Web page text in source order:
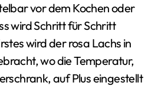
vor dem Kochen oder
wird Schritt für Schritt
wird der rosa Lachs in
wo die Temperatur,
auf Plus eingestellt